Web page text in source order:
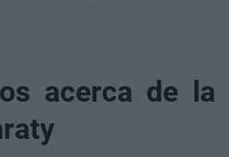
acerca de la